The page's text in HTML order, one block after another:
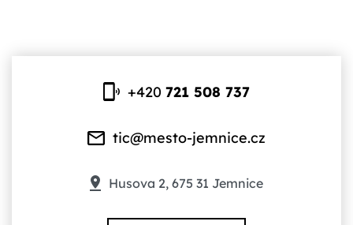
+420721 508 737
tic@mesto-jemnice.cz
Husova 2, 675 31 Jemnice